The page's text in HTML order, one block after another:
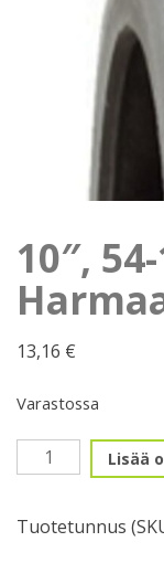
10″,
13,16 €
Varastossa
54-
Spectra
Lisää
Tuotetunnus